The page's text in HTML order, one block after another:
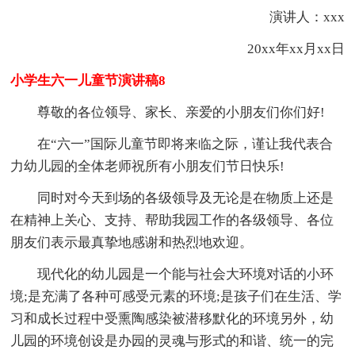
演讲人：xxx
20xx年xx月xx日
小学生六一儿童节演讲稿8
尊敬的各位领导、家长、亲爱的小朋友们你们好!
在“六一”国际儿童节即将来临之际，谨让我代表合
力幼儿园的全体老师祝所有小朋友们节日快乐!
同时对今天到场的各级领导及无论是在物质上还是
在精神上关心、支持、帮助我园工作的各级领导、各位
朋友们表示最真挚地感谢和热烈地欢迎。
现代化的幼儿园是一个能与社会大环境对话的小环
境;是充满了各种可感受元素的环境;是孩子们在生活、学
习和成长过程中受熏陶感染被潜移默化的环境另外，幼
儿园的环境创设是办园的灵魂与形式的和谐、统一的完